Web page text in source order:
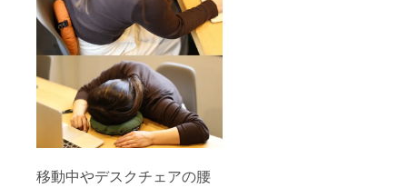
移動中やデスクチェアの腰